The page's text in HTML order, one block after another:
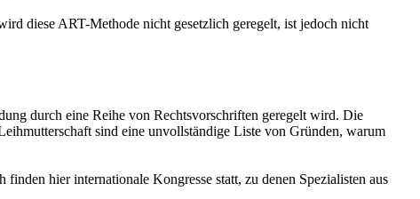
diese ART-Methode nicht gesetzlich geregelt, ist jedoch nicht
durch eine Reihe von Rechtsvorschriften geregelt wird. Die
sind eine unvollständige Liste von Gründen, warum
hier internationale Kongresse statt, zu denen Spezialisten aus